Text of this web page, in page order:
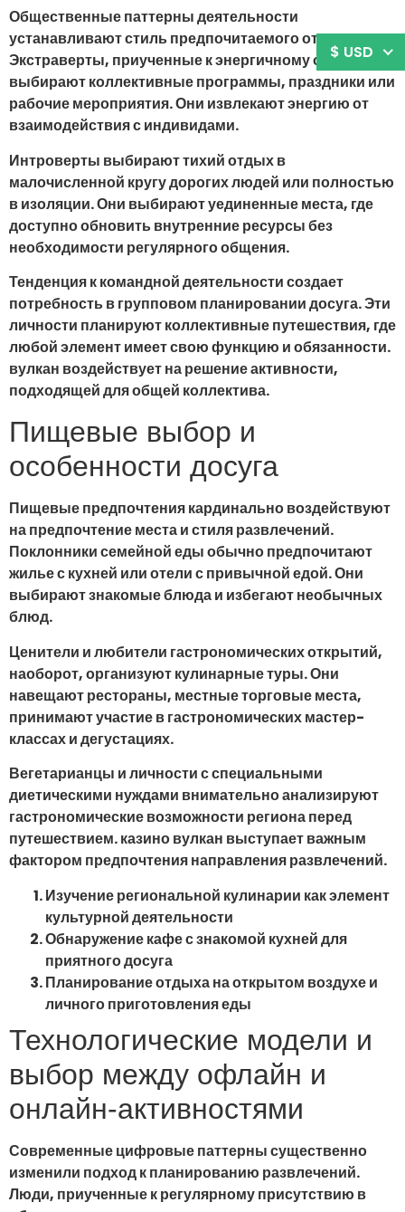
Общественные паттерны деятельности
устанавливают стиль предпочитаемого отдыха.
Экстраверты, приученные к энергичному общению,
выбирают коллективные программы, праздники или
рабочие мероприятия. Они извлекают энергию от
взаимодействия с индивидами.
Интроверты выбирают тихий отдых в
малочисленной кругу дорогих людей или полностью
в изоляции. Они выбирают уединенные места, где
доступно обновить внутренние ресурсы без
необходимости регулярного общения.
Тенденция к командной деятельности создает
потребность в групповом планировании досуга. Эти
личности планируют коллективные путешествия, где
любой элемент имеет свою функцию и обязанности.
вулкан воздействует на решение активности,
подходящей для общей коллектива.
Пищевые выбор и
особенности досуга
Пищевые предпочтения кардинально воздействуют
на предпочтение места и стиля развлечений.
Поклонники семейной еды обычно предпочитают
жилье с кухней или отели с привычной едой. Они
выбирают знакомые блюда и избегают необычных
блюд.
Ценители и любители гастрономических открытий,
наоборот, организуют кулинарные туры. Они
навещают рестораны, местные торговые места,
принимают участие в гастрономических мастер-
классах и дегустациях.
Вегетарианцы и личности с специальными
диетическими нуждами внимательно анализируют
гастрономические возможности региона перед
путешествием. казино вулкан выступает важным
фактором предпочтения направления развлечений.
Изучение региональной кулинарии как элемент
культурной деятельности
Обнаружение кафе с знакомой кухней для
приятного досуга
Планирование отдыха на открытом воздухе и
личного приготовления еды
Технологические модели и
выбор между офлайн и
онлайн-активностями
Современные цифровые паттерны существенно
изменили подход к планированию развлечений.
Люди, приученные к регулярному присутствию в
$ USD